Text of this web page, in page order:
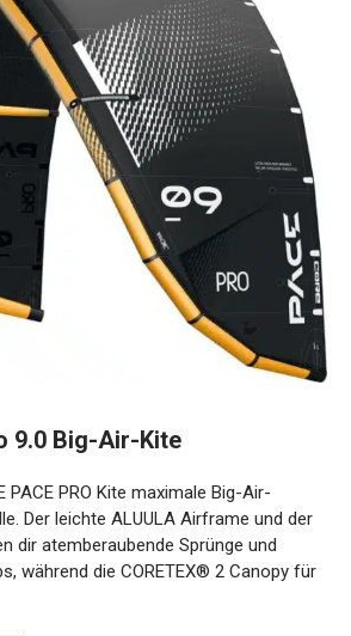
Der leichte ALUULA Airframe und
dir atemberaubende Sprünge und
während die CORETEX® 2 Canopy